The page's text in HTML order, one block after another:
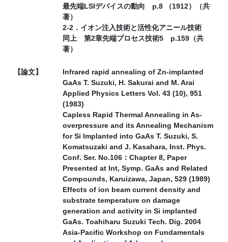
最先端LSIデバイスの動向 p.8 （1912）（共
著）
2‐2．イオン注入技術と活性化アニール技術
同上 第2章先端プロセス技術5 p.159（共
著）
【論文】
Infrared rapid annealing of Zn-implanted
GaAs T. Suzuki, H. Sakurai and M. Arai
Applied Physics Letters Vol. 43 (10), 951
(1983)
Capless Rapid Thermal Annealing in As-
overpressure and its Annealing Mechanism
for Si Implanted into GaAs T. Suzuki, S.
Komatsuzaki and J. Kasahara, Inst. Phys.
Conf. Ser. No.106：Chapter 8, Paper
Presented at Int, Symp. GaAs and Related
Compounds, Karuizawa, Japan, 529 (1989)
Effects of ion beam current density and
substrate temperature on damage
generation and activity in Si implanted
GaAs. Toahiharu Suzuki Tech. Dig. 2004
Asia-Pacific Workshop on Fundamentals